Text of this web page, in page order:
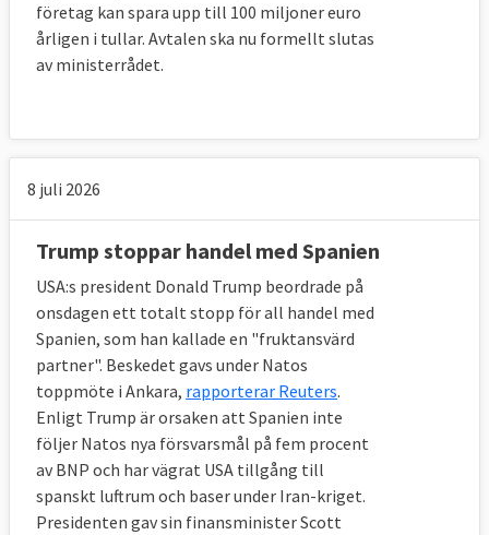
företag kan spara upp till 100 miljoner euro
årligen i tullar. Avtalen ska nu formellt slutas
av ministerrådet.
8 juli 2026
Trump stoppar handel med Spanien
USA:s president Donald Trump beordrade på
onsdagen ett totalt stopp för all handel med
Spanien, som han kallade en "fruktansvärd
partner". Beskedet gavs under Natos
toppmöte i Ankara, rapporterar Reuters.
Enligt Trump är orsaken att Spanien inte
följer Natos nya försvarsmål på fem procent
av BNP och har vägrat USA tillgång till
spanskt luftrum och baser under Iran-kriget.
Presidenten gav sin finansminister Scott